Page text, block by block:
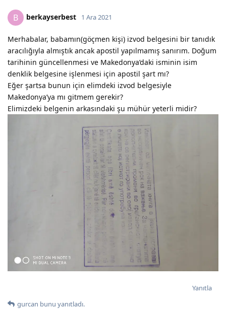
B berkayserbest 1 Ara 2021
Merhabalar, babamın(göçmen kişi) izvod belgesini bir tanıdık
aracılığıyla almıştık ancak apostil yapılmamış sanırım. Doğum
tarihinin güncellenmesi ve Makedonya’daki isminin isim
denklik belgesine işlenmesi için apostil şart mı?
Eğer şartsa bunun için elimdeki izvod belgesiyle
Makedonya’ya mı gitmem gerekir?
Elimizdeki belgenin arkasındaki şu mühür yeterli midir?
Yanıtla
gurcan bunu yanıtladı.